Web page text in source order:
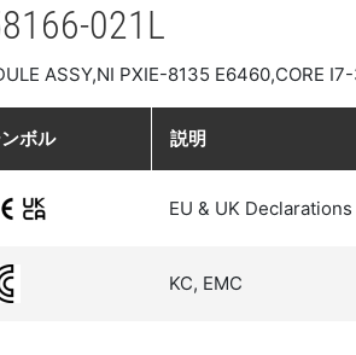
021L
ASSY,NI PXIE-8135 E6460,CORE
ボル 説明
EU & UK
KC, EMC